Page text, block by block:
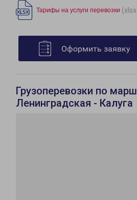
Тарифы на услуги перевозки
Оформить заявку
Грузоперевозки по
Ленинградская - Калуга